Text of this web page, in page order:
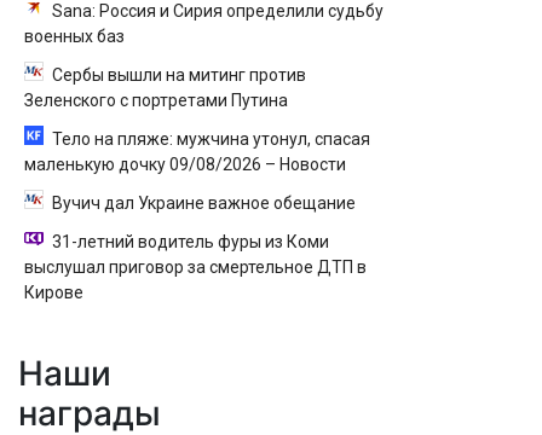
Sana: Россия и Сирия определили судьбу
военных баз
Сербы вышли на митинг против
Зеленского с портретами Путина
Тело на пляже: мужчина утонул, спасая
маленькую дочку 09/08/2026 – Новости
Вучич дал Украине важное обещание
31-летний водитель фуры из Коми
выслушал приговор за смертельное ДТП в
Кирове
Наши
награды